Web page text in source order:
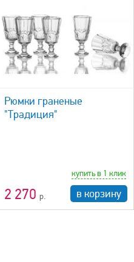
Рюмки граненые
"Традиция"
2 270
купить в 1 клик
в корзину